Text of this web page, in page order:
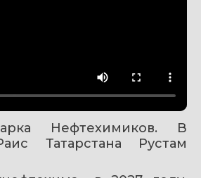
Нефтехимиков. В
Татарстана Рустам